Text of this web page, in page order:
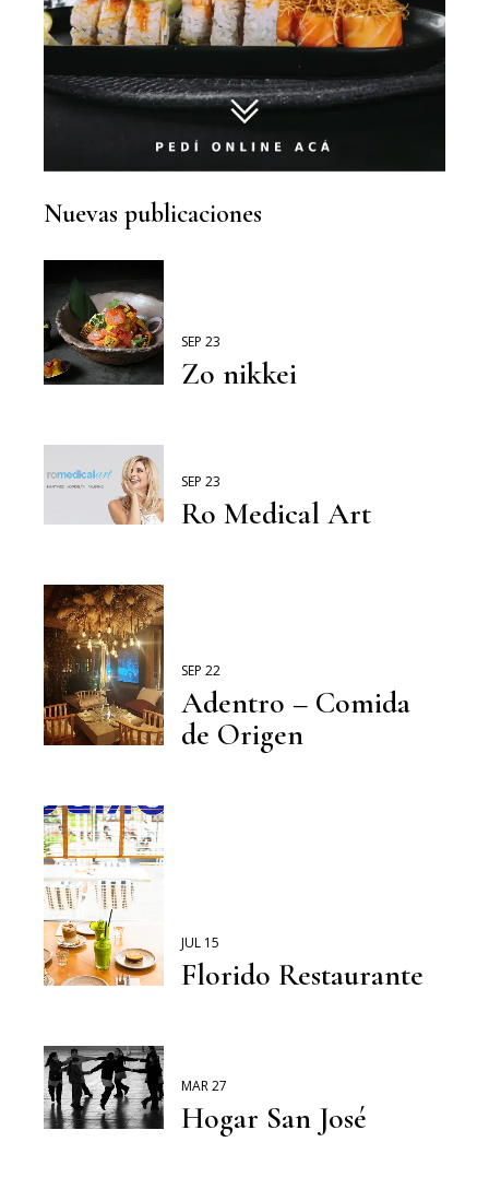
Nuevas publicaciones
SEP 23
Zo nikkei
SEP 23
Ro Medical Art
SEP 22
Adentro – Comida
de Origen
JUL 15
Florido Restaurante
MAR 27
Hogar San José